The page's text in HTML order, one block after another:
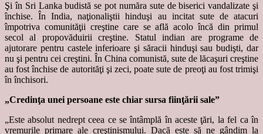
Şi în Sri Lanka budistă se pot număra sute de biserici vandalizate şi
închise. În India, naţionaliştii hinduşi au incitat sute de atacuri
împotriva comunităţii creştine care se află acolo încă din primul
secol al propovăduirii creştine. Statul indian are programe de
ajutorare pentru castele inferioare şi săracii hinduşi sau budişti, dar
nu şi pentru cei creştini. În China comunistă, sute de lăcaşuri creştine
au fost închise de autorităţi şi zeci, poate sute de preoţi au fost trimişi
în închisori.
„Credinţa unei persoane este chiar sursa fiinţării sale”
„Este absolut nedrept ceea ce se întâmplă în aceste ţări, la fel ca în
vremurile primare ale creştinismului. Dacă este să ne gândim la